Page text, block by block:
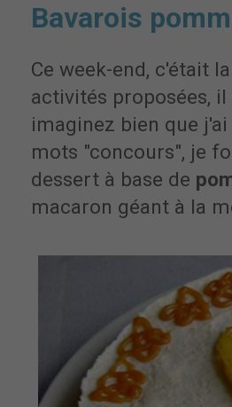
Bavarois
Ce week-end, c'était
activités proposées, il
imaginez bien que
mots "concours", je
dessert à base de
macaron géant à la